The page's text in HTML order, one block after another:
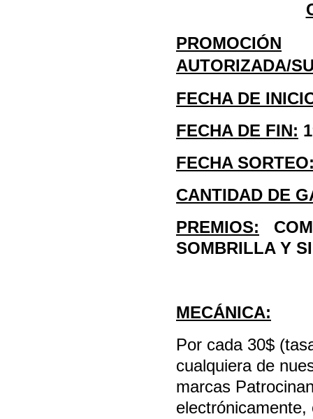
PROMOCIÓN
AUTORIZADA/
FECHA DE
FECHA DE FIN:
FECHA
CANTIDAD DE
PREMIOS:
SOMBRILLA Y
MECÁNICA:
Por cada 30$
cualquiera de
marcas